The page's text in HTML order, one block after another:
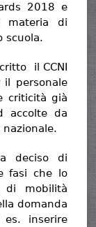
2018 e
materia di
scuola.
il CCNI
personale
criticità già
accolte da
deciso di
fasi che lo
di mobilità
domanda
inserire